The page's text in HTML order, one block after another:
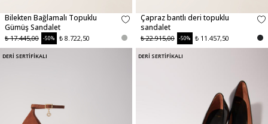
Bilekten Bağlamalı Topuklu
Gümüş Sandalet
₺ 17.445,00 -50% ₺ 8.722,50
Çapraz bantlı deri topuklu
sandalet
₺ 22.915,00 -50% ₺ 11.457,50
DERİ SERTİFİKALI DERİ SERTİFİKALI